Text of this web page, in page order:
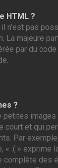
HTML ?
n’est pas
La majeure
par du
?
images
court et qui
Par
« :( » exprime
complète des